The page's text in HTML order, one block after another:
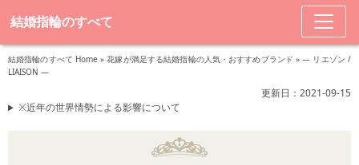
結婚指輪のすべて
結婚指輪のすべて Home »花嫁が満足する結婚指輪の人気・おすすめブランド »― リエゾン /
LIAISON ―
更新日：2021-09-15
※近年の世界情勢による影響について